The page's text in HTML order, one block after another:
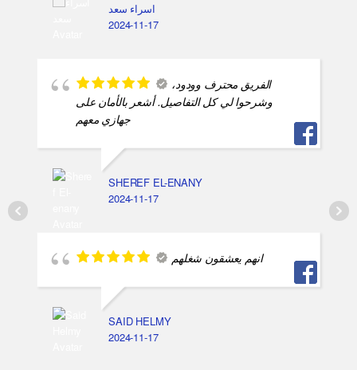
اسراء سعد
2024-11-17
الفريق محترف وودود،
وشرحوا لي كل التفاصيل. أشعر بالأمان على
جهازي معهم
SHEREF EL-ENANY
2024-11-17
انهم يعشقون شغلهم
SAID HELMY
2024-11-17